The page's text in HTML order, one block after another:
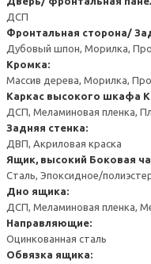
ДСП
Фронтальная сторона/
Дубовый шпон, Морилка,
Кромка:
Массив дерева, Морилка,
Каркас высокого шкафа
ДСП, Меламиновая пленка,
Задняя стенка:
ДВП, Акриловая краска
Ящик, высокий Боковая
Сталь, Эпоксидное/
Дно ящика:
ДСП, Меламиновая пленка,
Направляющие:
Оцинкованная сталь
Обвязка ящика: